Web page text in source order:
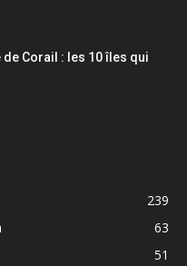
Corail : les 10 îles qui
239
63
51